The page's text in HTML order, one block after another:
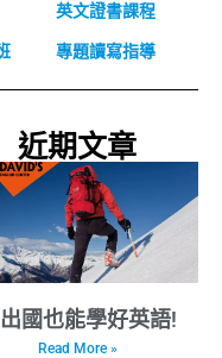
英文證書課程
專題讀寫指導
近期文章
國也能學好英語!
Read More »